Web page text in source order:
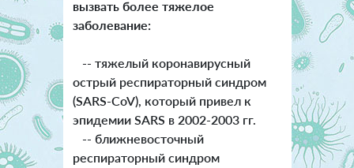
вызвать более тяжелое
заболевание:
-- тяжелый коронавирусный
острый респираторный синдром
(SARS-CoV), который привел к
эпидемии SARS в 2002-2003 гг.
-- ближневосточный
респираторный синдром